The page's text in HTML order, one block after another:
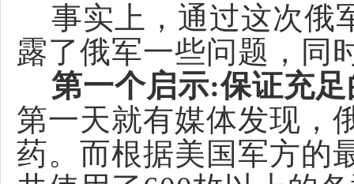
事实上，通过这次俄
露了俄军一些问题，同
第一个启示:保证充足
第一天就有媒体发现，
药。而根据美国军方的